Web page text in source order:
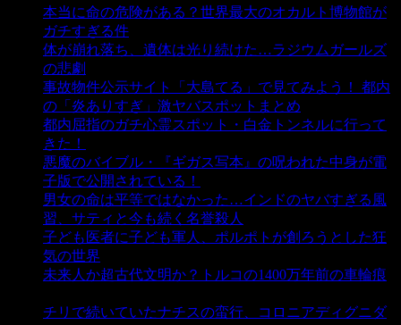
本当に命の危険がある？世界最大のオカルト博物館が
ガチすぎる件
体が崩れ落ち、遺体は光り続けた…ラジウムガールズ
の悲劇
事故物件公示サイト「大島てる」で見てみよう！ 都内
の「炎ありすぎ」激ヤバスポットまとめ
都内屈指のガチ心霊スポット・白金トンネルに行って
きた！
悪魔のバイブル・『ギガス写本』の呪われた中身が電
子版で公開されている！
男女の命は平等ではなかった…インドのヤバすぎる風
習、サティと今も続く名誉殺人
子ども医者に子ども軍人、ポルポトが創ろうとした狂
気の世界
未来人か超古代文明か？トルコの1400万年前の車輪痕
チリで続いていたナチスの蛮行、コロニアディグニダ